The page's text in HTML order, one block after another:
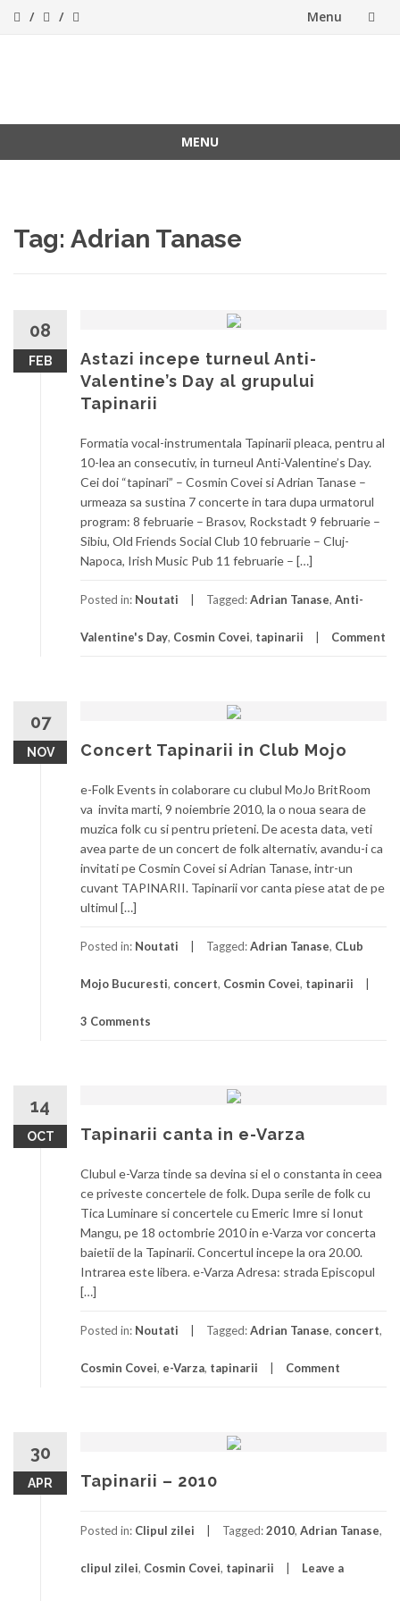
Menu
MENU
Tag: Adrian Tanase
08
FEB
Astazi incepe turneul Anti-
Valentine’s Day al grupului
Tapinarii
Formatia vocal-instrumentala Tapinarii pleaca, pentru al
10-lea an consecutiv, in turneul Anti-Valentine’s Day.
Cei doi “tapinari” – Cosmin Covei si Adrian Tanase –
urmeaza sa sustina 7 concerte in tara dupa urmatorul
program: 8 februarie – Brasov, Rockstadt 9 februarie –
Sibiu, Old Friends Social Club 10 februarie – Cluj-
Napoca, Irish Music Pub 11 februarie – […]
Posted in: Noutati Tagged:Adrian Tanase, Anti-
Valentine's Day, Cosmin Covei, tapinarii Comment
07
NOV Concert Tapinarii in Club Mojo
e-Folk Events in colaborare cu clubul MoJo BritRoom
va invita marti, 9 noiembrie 2010, la o noua seara de
muzica folk cu si pentru prieteni. De acesta data, veti
avea parte de un concert de folk alternativ, avandu-i ca
invitati pe Cosmin Covei si Adrian Tanase, intr-un
cuvant TAPINARII. Tapinarii vor canta piese atat de pe
ultimul […]
Posted in: Noutati Tagged:Adrian Tanase, CLub
Mojo Bucuresti, concert, Cosmin Covei, tapinarii
3 Comments
14
OCT Tapinarii canta in e-Varza
Clubul e-Varza tinde sa devina si el o constanta in ceea
ce priveste concertele de folk. Dupa serile de folk cu
Tica Luminare si concertele cu Emeric Imre si Ionut
Mangu, pe 18 octombrie 2010 in e-Varza vor concerta
baietii de la Tapinarii. Concertul incepe la ora 20.00.
Intrarea este libera. e-Varza Adresa: strada Episcopul
[…]
Posted in: Noutati Tagged:Adrian Tanase, concert,
Cosmin Covei, e-Varza, tapinarii Comment
30
APR Tapinarii – 2010
Posted in: Clipul zilei Tagged:2010, Adrian Tanase,
clipul zilei, Cosmin Covei, tapinarii Leave a